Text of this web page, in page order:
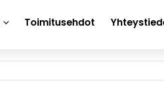
Toimitusehdot